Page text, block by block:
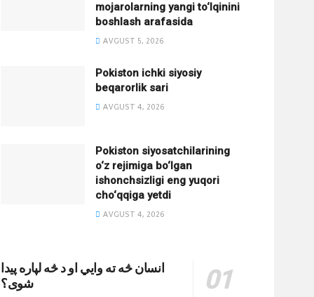
mojarolarning yangi to‘lqinini
boshlash arafasida
AVGUST 5, 2026
Pokiston ichki siyosiy
beqarorlik sari
AVGUST 4, 2026
Pokiston siyosatchilarining
o‘z rejimiga bo‘lgan
ishonchsizligi eng yuqori
cho‘qqiga yetdi
AVGUST 4, 2026
انسان څه ته وایي او د څه لپاره پیدا
شوی؟